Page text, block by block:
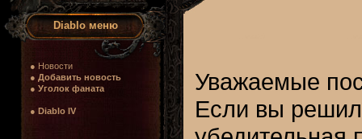
Diablo меню
● Новости
● Добавить новость
● Уголок фаната
● Diablo IV
Уважаемые
Если вы